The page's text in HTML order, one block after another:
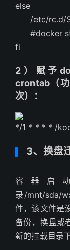
else
/etc/rc.d/
#docker
fi
2）赋予
crontab（
次）：
*/1 * * * * /
3、换盘
容器启
录/mnt/sda/
件，该文件是
备份，换盘或
新的挂载目录下